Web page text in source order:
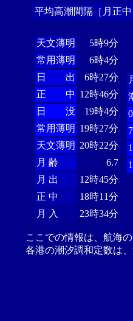
平均高潮間隔［月正中
天文薄明
5時9分
常用薄明
6時4分
日 出
6時27分
正 中 12時46分
日 没
19時4分
常用薄明 19時27分
天文薄明 20時22分
月 齢
6.7
月 出
12時45分
正 中
18時11分
月 入
23時34分
ここでの情報は、航海
各港の潮汐調和定数は